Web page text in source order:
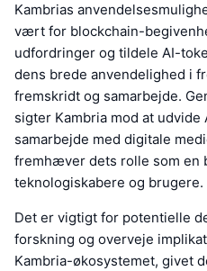
Kambrias
vært for blockchain-
udfordringer og tildele AI-
dens brede anvendelighed i
fremskridt og samarbejde.
sigter Kambria mod at
samarbejde med digitale
fremhæver dets rolle som en
teknologiskabere og brugere.
Det er vigtigt for potentielle
forskning og overveje
Kambria-økosystemet, givet